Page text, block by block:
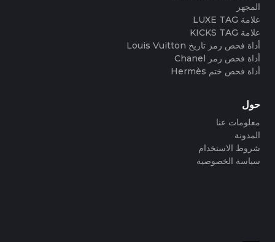
المجهر
علامة LUXE TAG
علامة KICKS TAG
أداة فحص رمز تاريخ Louis Vuitton
أداة فحص رمز Chanel
أداة فحص ختم Hermès
حول
معلومات عنا
المدونة
شروط الاستخدام
سياسة الخصوصية